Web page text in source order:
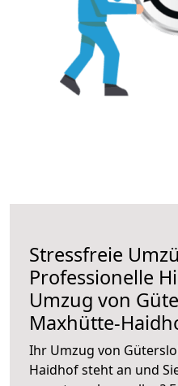
Stressfreie
Professionelle
Umzug von
Maxhütte-
Ihr Umzug von
Haidhof steht an und